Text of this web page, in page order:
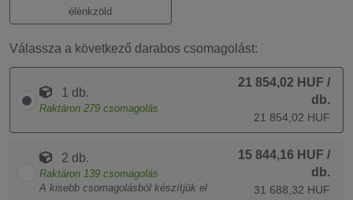
élénkzöld
Válassza a következő darabos csomagolást:
1 db.
Raktáron 279 csomagolás
21 854,02 HUF /
db.
21 854,02 HUF
2 db.
Raktáron 139 csomagolás
A kisebb csomagolásból készítjük el
15 844,16 HUF /
db.
31 688,32 HUF